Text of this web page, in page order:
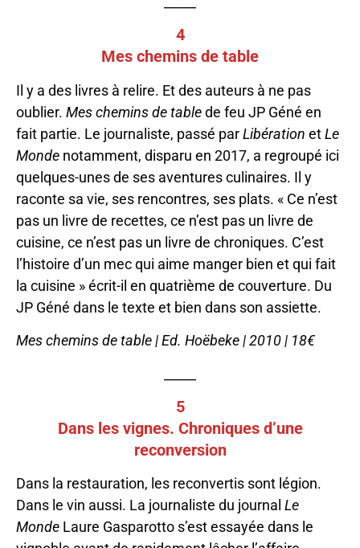
4
Mes chemins de table
Il y a des livres à relire. Et des auteurs à ne pas
oublier. Mes chemins de tablede feu JP Géné en
fait partie. Le journaliste, passé parLibération etLe
Monde notamment, disparu en 2017, a regroupé ici
quelques-unes de ses aventures culinaires. Il y
raconte sa vie, ses rencontres, ses plats. « Ce n’est
pas un livre de recettes, ce n’est pas un livre de
cuisine, ce n’est pas un livre de chroniques. C’est
l’histoire d’un mec qui aime manger bien et qui fait
la cuisine » écrit-il en quatrième de couverture. Du
JP Géné dans le texte et bien dans son assiette.
Mes chemins de table | Ed. Hoëbeke | 2010 | 18€
5
Dans les vignes. Chroniques d’une
reconversion
Dans la restauration, les reconvertis sont légion.
Dans le vin aussi. La journaliste du journal Le
Monde Laure Gasparotto s’est essayée dans le